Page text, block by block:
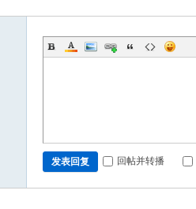
发表回复 回帖并转播